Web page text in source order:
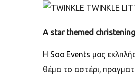
A star themed
H Soo Events μας
θέμα το αστέρι,